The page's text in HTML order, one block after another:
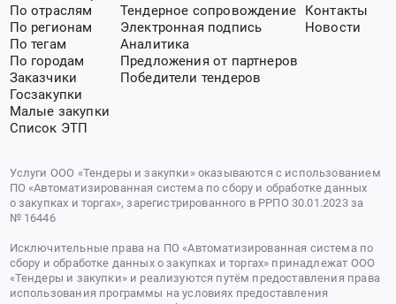
По отраслям
По регионам
По тегам
По городам
Заказчики
Госзакупки
Малые закупки
Список ЭТП
Тендерное сопровождение
Электронная подпись
Аналитика
Предложения от партнеров
Победители тендеров
Контакты
Новости
Услуги ООО «Тендеры и закупки» оказываются с использованием
ПО «Автоматизированная система по сбору и обработке данных
о закупках и торгах», зарегистрированного в РРПО 30.01.2023 за
№ 16446
Исключительные права на ПО «Автоматизированная система по
сбору и обработке данных о закупках и торгах» принадлежат ООО
«Тендеры и закупки» и реализуются путём предоставления права
использования программы на условиях предоставления